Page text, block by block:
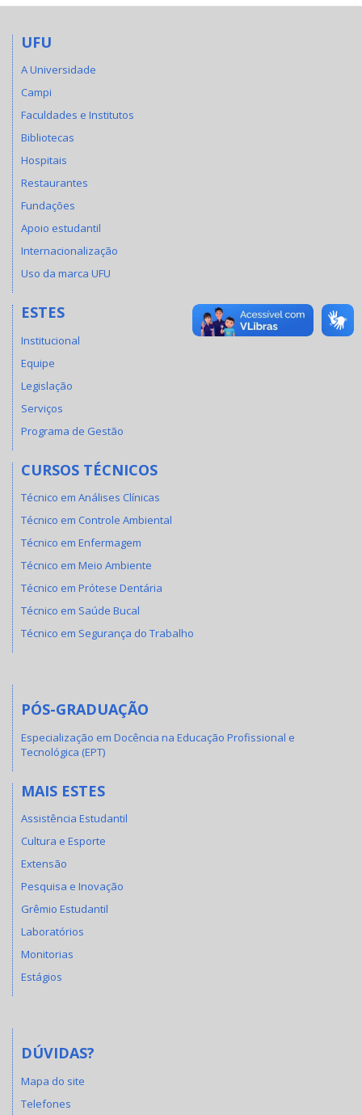
UFU
A Universidade
Campi
Faculdades e Institutos
Bibliotecas
Hospitais
Restaurantes
Fundações
Apoio estudantil
Internacionalização
Uso da marca UFU
ESTES
Institucional
Equipe
Legislação
Serviços
Programa de Gestão
CURSOS TÉCNICOS
Técnico em Análises Clínicas
Técnico em Controle Ambiental
Técnico em Enfermagem
Técnico em Meio Ambiente
Técnico em Prótese Dentária
Técnico em Saúde Bucal
Técnico em Segurança do Trabalho
PÓS-GRADUAÇÃO
Especialização em Docência na Educação Profissional e
Tecnológica (EPT)
MAIS ESTES
Assistência Estudantil
Cultura e Esporte
Extensão
Pesquisa e Inovação
Grêmio Estudantil
Laboratórios
Monitorias
Estágios
DÚVIDAS?
Mapa do site
Telefones